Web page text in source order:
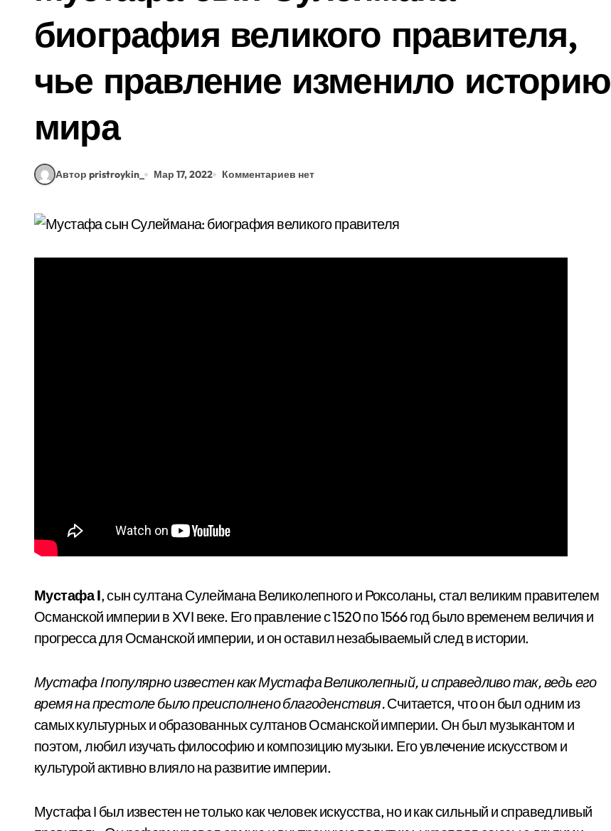
биография великого правителя,
чье правление изменило историю
мира
Автор pristroykin_ Мар 17, 2022 Комментариев нет
Мустафа I, сын султана Сулеймана Великолепного и Роксоланы, стал великим правителем
Османской империи в XVI веке. Его правление с 1520 по 1566 год было временем величия и
прогресса для Османской империи, и он оставил незабываемый след в истории.
Мустафа I популярно известен как Мустафа Великолепный, и справедливо так, ведь его
время на престоле было преисполнено благоденствия.Считается, что он был одним из
самых культурных и образованных султанов Османской империи. Он был музыкантом и
поэтом, любил изучать философию и композицию музыки. Его увлечение искусством и
культурой активно влияло на развитие империи.
Мустафа I был известен не только как человек искусства, но и как сильный и справедливый